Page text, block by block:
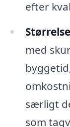
efter
med
særligt
som